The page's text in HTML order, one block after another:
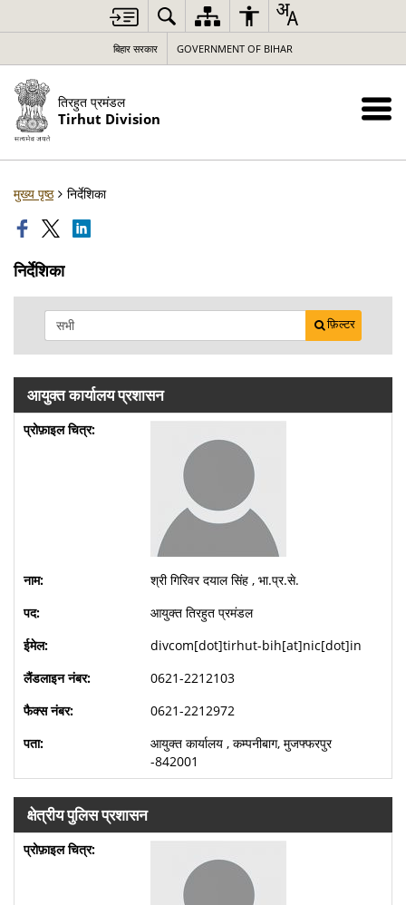
बिहार सरकार GOVERNMENT OF BIHAR
तिरहुत प्रमंडल
Tirhut Division
मुख्य पृष्ठ निर्देशिका
निर्देशिका
फ़िल्टर
आयुक्त कार्यालय प्रशासन
श्री गिरिवर दयाल सिंह , भा.प्र.से.
आयुक्त तिरहुत प्रमंडल
divcom[dot]tirhut-bih[at]nic[dot]in
0621-2212103
0621-2212972
आयुक्त कार्यालय , कम्पनीबाग, मुजफ्फरपुर
-842001
क्षेत्रीय पुलिस प्रशासन